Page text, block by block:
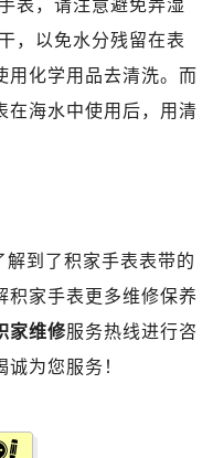
表，请注意避免弄湿
，以免水分残留在表
用化学用品去清洗。而
在海水中使用后，用清
到了积家手表表带的
积家手表更多维修保养
家维修服务热线进行咨
为您服务！